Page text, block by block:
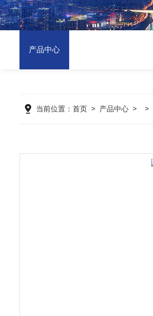
产品中心
当前位置：首页 > 产品中心 > >